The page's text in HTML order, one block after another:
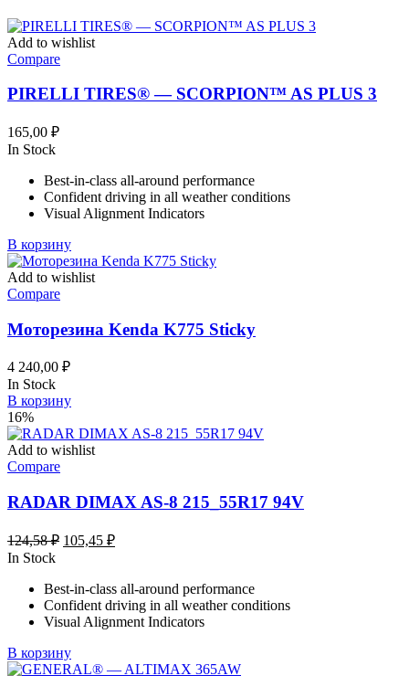
Add to wishlist
Compare
PIRELLI TIRES® — SCORPION™ AS PLUS 3
165,00 ₽
In Stock
Best-in-class all-around performance
Confident driving in all weather conditions
Visual Alignment Indicators
В корзину
Add to wishlist
Compare
Моторезина Kenda K775 Sticky
4 240,00 ₽
In Stock
В корзину
16%
Add to wishlist
Compare
RADAR DIMAX AS-8 215_55R17 94V
124,58₽ Первоначальная
124,58 ₽.
105,45 ₽Текущая
In Stock
Best-in-class all-around performance
Confident driving in all weather conditions
Visual Alignment Indicators
В корзину